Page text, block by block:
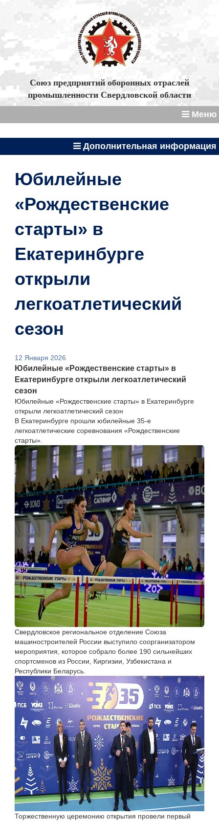
Союз предприятий оборонных отраслей
промышленности Свердловской области
Меню
Дополнительная информация
Юбилейные
«Рождественские
старты» в
Екатеринбурге
открыли
легкоатлетический
сезон
12 Января 2026
Юбилейные «Рождественские старты» в
Екатеринбурге открыли легкоатлетический
сезон
Юбилейные «Рождественские старты» в Екатеринбурге
открыли легкоатлетический сезон
В Екатеринбурге прошли юбилейные 35-е
легкоатлетические соревнования «Рождественские
старты».
Свердловское региональное отделение Союза
машиностроителей России выступило соорганизатором
мероприятия, которое собрало более 190 сильнейших
спортсменов из России, Киргизии, Узбекистана и
Республики Беларусь.
Торжественную церемонию открытия провели первый